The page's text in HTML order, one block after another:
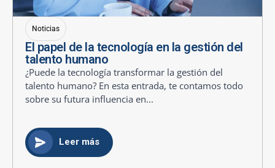
Noticias
El papel de la tecnología en la gestión del
talento humano
¿Puede la tecnología transformar la gestión del
talento humano? En esta entrada, te contamos todo
sobre su futura influencia en...
Leer más